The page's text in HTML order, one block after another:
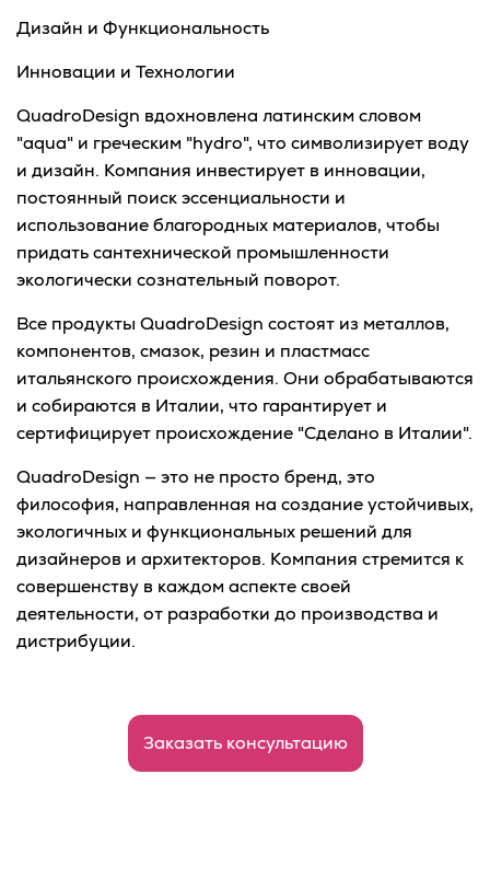
Дизайн и Функциональность
Инновации и Технологии
QuadroDesign вдохновлена латинским словом
"aqua" и греческим "hydro", что символизирует воду
и дизайн. Компания инвестирует в инновации,
постоянный поиск эссенциальности и
использование благородных материалов, чтобы
придать сантехнической промышленности
экологически сознательный поворот.
Все продукты QuadroDesign состоят из металлов,
компонентов, смазок, резин и пластмасс
итальянского происхождения. Они обрабатываются
и собираются в Италии, что гарантирует и
сертифицирует происхождение "Сделано в Италии".
QuadroDesign — это не просто бренд, это
философия, направленная на создание устойчивых,
экологичных и функциональных решений для
дизайнеров и архитекторов. Компания стремится к
совершенству в каждом аспекте своей
деятельности, от разработки до производства и
дистрибуции.
Заказать консультацию